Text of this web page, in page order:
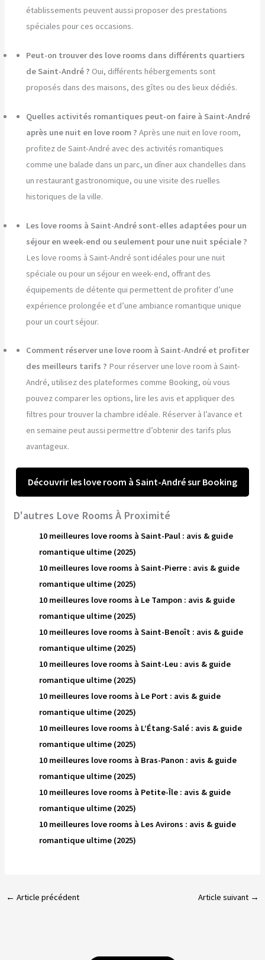
établissements peuvent aussi proposer des prestations
spéciales pour ces occasions.
Peut-on trouver des love rooms dans différents quartiers
de Saint-André ? Oui, différents hébergements sont
proposés dans des maisons, des gîtes ou des lieux dédiés.
Quelles activités romantiques peut-on faire à Saint-André
après une nuit en love room ? Après une nuit en love room,
profitez de Saint-André avec des activités romantiques
comme une balade dans un parc, un dîner aux chandelles dans
un restaurant gastronomique, ou une visite des ruelles
historiques de la ville.
Les love rooms à Saint-André sont-elles adaptées pour un
séjour en week-end ou seulement pour une nuit spéciale ?
Les love rooms à Saint-André sont idéales pour une nuit
spéciale ou pour un séjour en week-end, offrant des
équipements de détente qui permettent de profiter d’une
expérience prolongée et d’une ambiance romantique unique
pour un court séjour.
Comment réserver une love room à Saint-André et profiter
des meilleurs tarifs ? Pour réserver une love room à Saint-
André, utilisez des plateformes comme Booking, où vous
pouvez comparer les options, lire les avis et appliquer des
filtres pour trouver la chambre idéale. Réserver à l’avance et
en semaine peut aussi permettre d’obtenir des tarifs plus
avantageux.
Découvrir les love room à Saint-André sur Booking
D'autres Love Rooms À Proximité
10 meilleures love rooms à Saint-Paul : avis & guide
romantique ultime (2025)
10 meilleures love rooms à Saint-Pierre : avis & guide
romantique ultime (2025)
10 meilleures love rooms à Le Tampon : avis & guide
romantique ultime (2025)
10 meilleures love rooms à Saint-Benoît : avis & guide
romantique ultime (2025)
10 meilleures love rooms à Saint-Leu : avis & guide
romantique ultime (2025)
10 meilleures love rooms à Le Port : avis & guide
romantique ultime (2025)
10 meilleures love rooms à L’Étang-Salé : avis & guide
romantique ultime (2025)
10 meilleures love rooms à Bras-Panon : avis & guide
romantique ultime (2025)
10 meilleures love rooms à Petite-Île : avis & guide
romantique ultime (2025)
10 meilleures love rooms à Les Avirons : avis & guide
romantique ultime (2025)
← Article précédent Article suivant →